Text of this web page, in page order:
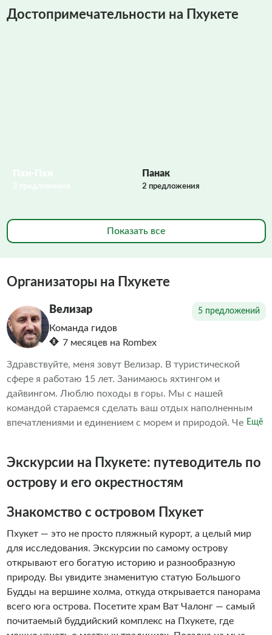
Достопримечательности на Пхукете
Панак
2 предложения
Показать все
Организаторы на Пхукете
Велизар 5 предложений
Команда гидов
7 месяцев на Rombex
Здравствуйте, меня зовут Велизар. В туристической
сфере я работаю 15 лет. Занимаюсь яхтингом и
дайвингом. Люблю походы в горы. Мы с нашей
командой стараемся сделать ваш отдых наполненным
впечатлениями и единением с морем и природой. Через
Ещё
Экскурсии на Пхукете: путеводитель по
острову и его окрестностям
Знакомство с островом Пхукет
Пхукет — это не просто пляжный курорт, а целый мир
для исследования. Экскурсии по самому острову
открывают его богатую историю и разнообразную
природу. Вы увидите знаменитую статую Большого
Будды на вершине холма, откуда открывается панорама
всего юга острова. Посетите храм Ват Чалонг — самый
почитаемый буддийский комплекс на Пхукете, где